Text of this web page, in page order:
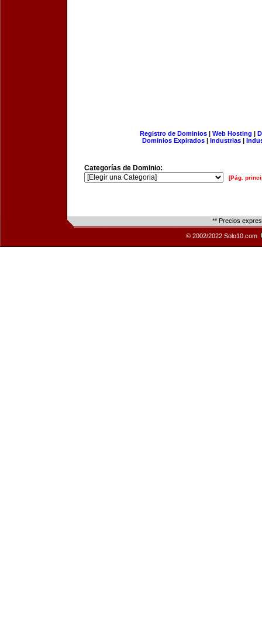
Registro de Dominios| Web Hosting |
Dominios Expirados | Industrias |
Categorías de Dominio:
[Pág.
** Precios
© 2002/2022 Solo10.com